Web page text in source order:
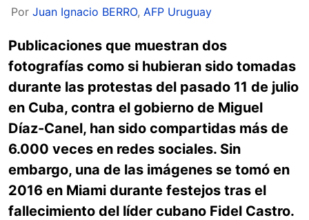
Por Juan Ignacio BERRO, AFP Uruguay
Publicaciones que muestran dos
fotografías como si hubieran sido tomadas
durante las protestas del pasado 11 de julio
en Cuba, contra el gobierno de Miguel
Díaz-Canel, han sido compartidas más de
6.000 veces en redes sociales. Sin
embargo, una de las imágenes se tomó en
2016 en Miami durante festejos tras el
fallecimiento del líder cubano Fidel Castro.